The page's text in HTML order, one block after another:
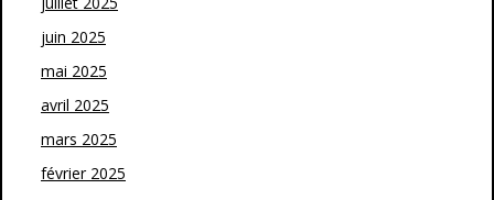
juin 2025
mai 2025
avril 2025
mars 2025
février 2025